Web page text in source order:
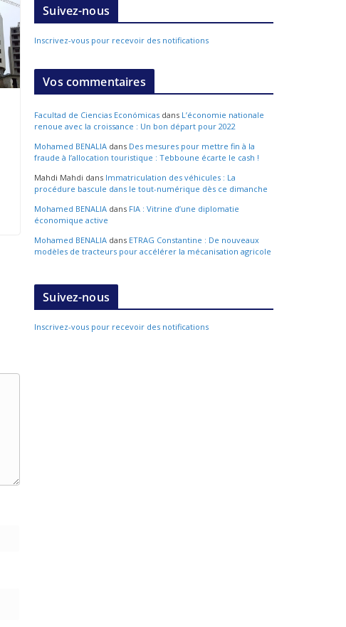
Suivez-nous
Inscrivez-vous pour recevoir des notifications
Vos commentaires
Facultad de Ciencias Económicas dans L’économie nationale
renoue avec la croissance : Un bon départ pour 2022
Mohamed BENALIA dans Des mesures pour mettre fin à la
fraude à l’allocation touristique : Tebboune écarte le cash !
Mahdi Mahdi dans Immatriculation des véhicules : La
procédure bascule dans le tout-numérique dès ce dimanche
Mohamed BENALIA dans FIA : Vitrine d’une diplomatie
économique active
Mohamed BENALIA dans ETRAG Constantine : De nouveaux
modèles de tracteurs pour accélérer la mécanisation agricole
Suivez-nous
Inscrivez-vous pour recevoir des notifications